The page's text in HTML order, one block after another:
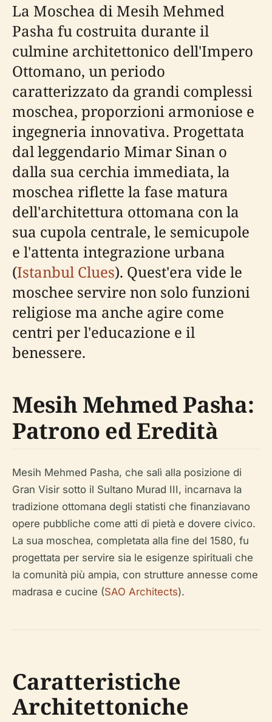
La Moschea di Mesih Mehmed
Pasha fu costruita durante il
culmine architettonico dell'Impero
Ottomano, un periodo
caratterizzato da grandi complessi
moschea, proporzioni armoniose e
ingegneria innovativa. Progettata
dal leggendario Mimar Sinan o
dalla sua cerchia immediata, la
moschea riflette la fase matura
dell'architettura ottomana con la
sua cupola centrale, le semicupole
e l'attenta integrazione urbana
(Istanbul Clues). Quest'era vide le
moschee servire non solo funzioni
religiose ma anche agire come
centri per l'educazione e il
benessere.
Mesih Mehmed Pasha:
Patrono ed Eredità
Mesih Mehmed Pasha, che salì alla posizione di
Gran Visir sotto il Sultano Murad III, incarnava la
tradizione ottomana degli statisti che finanziavano
opere pubbliche come atti di pietà e dovere civico.
La sua moschea, completata alla fine del 1580, fu
progettata per servire sia le esigenze spirituali che
la comunità più ampia, con strutture annesse come
madrasa e cucine (SAO Architects).
Caratteristiche
Architettoniche